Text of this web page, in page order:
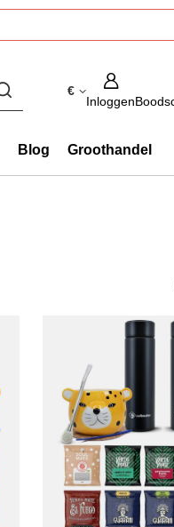
€
Inloggen
Blog Groothandel